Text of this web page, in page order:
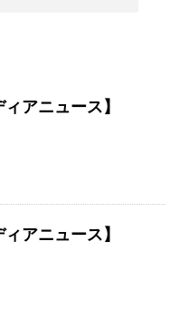
ィアニュース】
ィアニュース】